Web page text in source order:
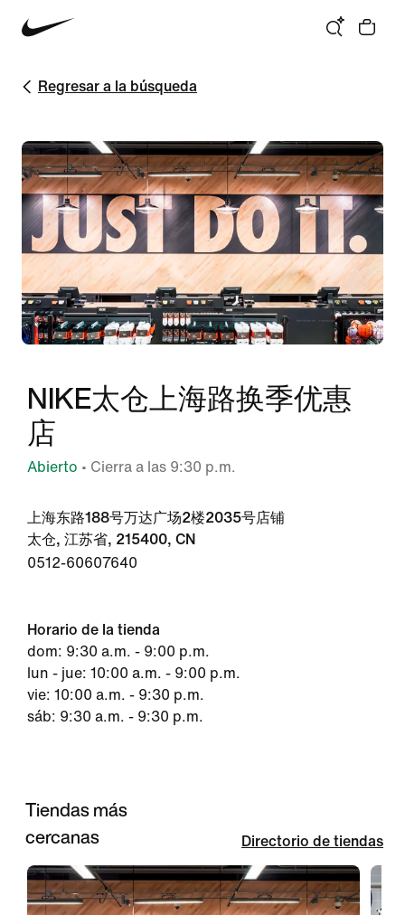
Regresar a la búsqueda
NIKE太仓上海路换季优惠
店
Abierto • Cierra a las 9:30 p.m.
上海东路188号万达广场2楼2035号店铺
太仓, 江苏省, 215400, CN
0512-60607640
Horario de la tienda
dom: 9:30 a.m. - 9:00 p.m.
lun - jue: 10:00 a.m. - 9:00 p.m.
vie: 10:00 a.m. - 9:30 p.m.
sáb: 9:30 a.m. - 9:30 p.m.
Tiendas más
cercanas
Directorio de tiendas